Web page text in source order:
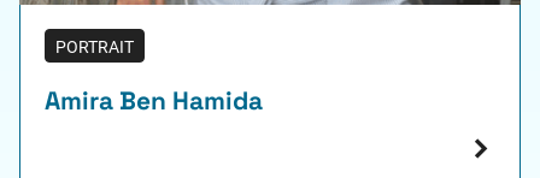
PORTRAIT
Amira Ben Hamida